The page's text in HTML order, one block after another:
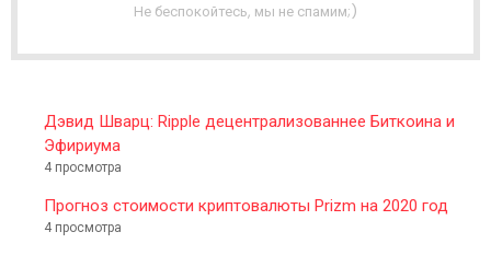
R
Не беспокойтесь, мы не спамим;)
Дэвид Шварц: Ripple децентрализованнее Биткоина и
Эфириума
4 просмотра
Прогноз стоимости криптовалюты Prizm на 2020 год
4 просмотра